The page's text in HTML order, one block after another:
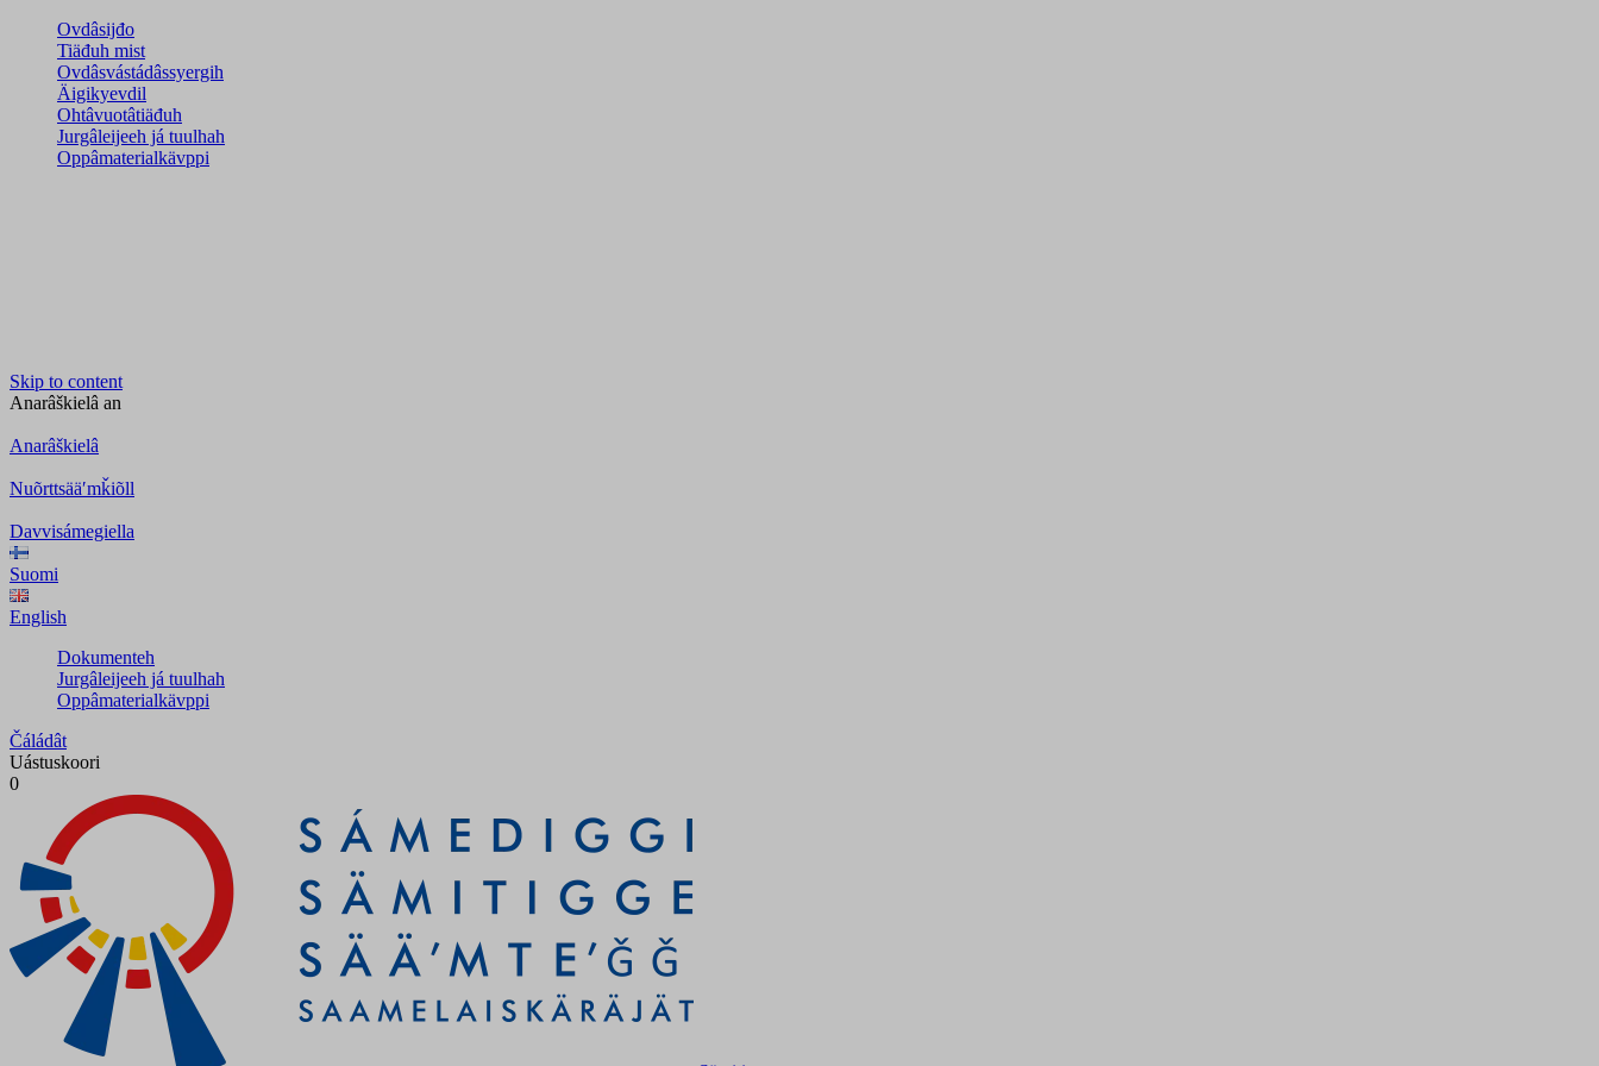
Ovdâsijđo
Tiäđuh mist
Ovdâsvástádâssyergih
Äigikyevdil
Ohtâvuotâtiäđuh
Jurgâleijeeh já tuulhah
Oppâmaterialkävppi
Skip to content
Anarâškielâ an
Anarâškielâ
Nuõrttsääʹmǩiõll
Davvisámegiella
Suomi
English
Dokumenteh
Jurgâleijeeh já tuulhah
Oppâmaterialkävppi
Čáládât
Uástuskoori
0